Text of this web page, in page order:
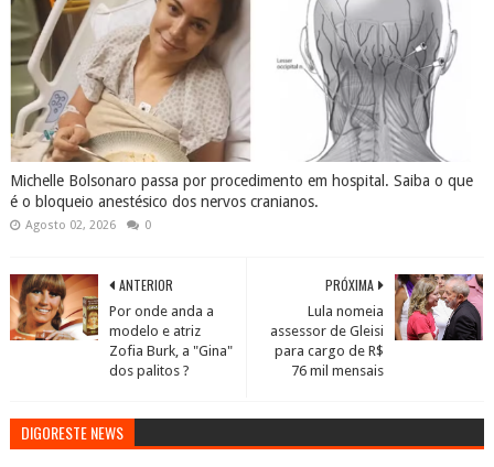
Michelle Bolsonaro passa por procedimento em hospital. Saiba o que
é o bloqueio anestésico dos nervos cranianos.
Agosto 02, 2026 0
PRÓXIMA
Lula nomeia
assessor de Gleisi
para cargo de R$
76 mil mensais
ANTERIOR
Por onde anda a
modelo e atriz
Zofia Burk, a "Gina"
dos palitos ?
DIGORESTE NEWS